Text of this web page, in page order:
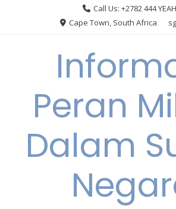
Call Us: +2782 444 YEAH
Cape Town, South Africa
Peran
Dalam